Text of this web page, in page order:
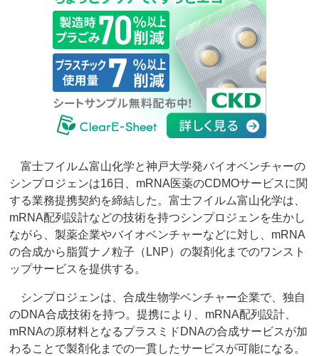
富士フイルム富山化学と神戸大学発バイオベンチャーの
シンプロジェンは16日、mRNA医薬のCDMOサービスに関
する業務提携契約を締結した。富士フイルム富山化学は、
mRNA配列設計などの技術を持つシンプロジェンを生かし
ながら、製薬企業やバイオベンチャーなどに対し、mRNA
の合成から脂質ナノ粒子（LNP）の製剤化までのワンスト
ップサービスを提供する。
シンプロジェンは、合成生物学ベンチャー企業で、独自
のDNA合成技術を持つ。提携により、mRNA配列設計、
mRNAの原材料となるプラスミドDNAの合成サービスが加
わることで製剤化までの一貫したサービスが可能になる。